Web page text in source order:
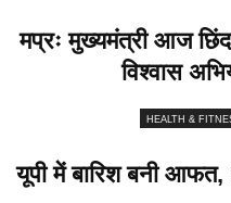
मप्रः मुख्यमंत्री आज
विश्वास
HEALTH &
यूपी में बारिश बनी